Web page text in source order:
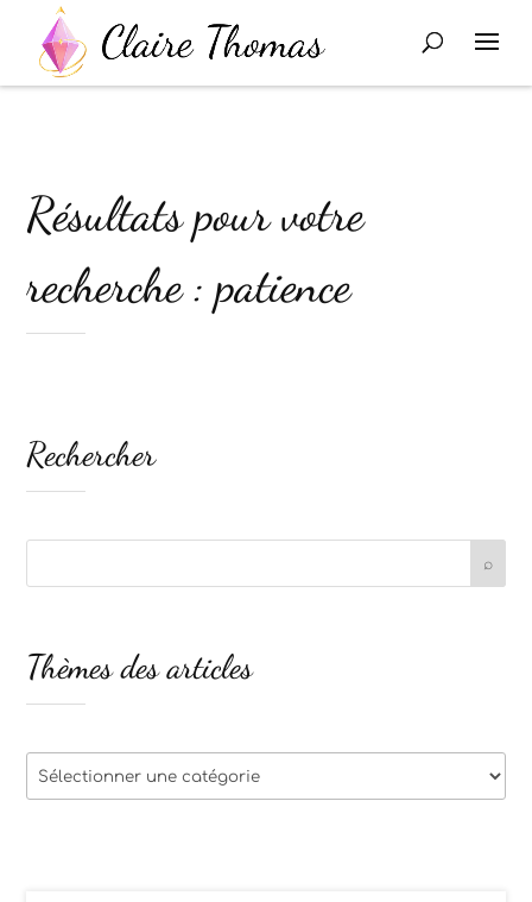
Résultats pour votre
recherche : patience
Rechercher
Thèmes des articles
Thèmes
des